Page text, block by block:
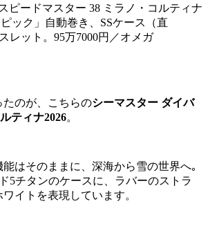
ピードマスター 38 ミラノ・コルティナ
ック」自動巻き、SSケース（直
レット。95万7000円／オメガ
のが、こちらのシーマスター ダイバ
ティナ2026。
はそのままに、深海から雪の世界へ｡
5チタンのケースに、ラバーのストラ
イトを表現しています。